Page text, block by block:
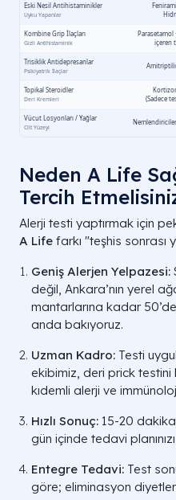
Neden A Life
Tercih
Alerji testi yaptırmak için
A Life farkı "teşhis sonrası
Geniş Alerjen Yelpazesi:
değil, Ankara’nın yerel
mantarlarına kadar
anda bakıyoruz.
Uzman Kadro: Testi
ekibimiz, deri prick testini
kıdemli alerji ve
Hızlı Sonuç: 15-20
gün içinde tedavi
Entegre Tedavi: Test
göre; eliminasyon